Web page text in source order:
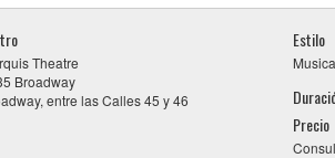
Theatre
Broadway
entre las Calles 45 y 46
Estilo
Precio